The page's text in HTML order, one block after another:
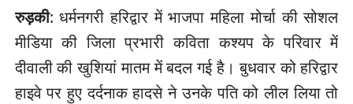
रुड़की: धर्मनगरी हरिद्वार में भाजपा महिला मोर्चा की सोशल
मीडिया की जिला प्रभारी कविता कश्यप के परिवार में
दीवाली की खुशियां मातम में बदल गई है। बुधवार को हरिद्वार
हाइवे पर हुए दर्दनाक हादसे ने उनके पति को लील लिया तो